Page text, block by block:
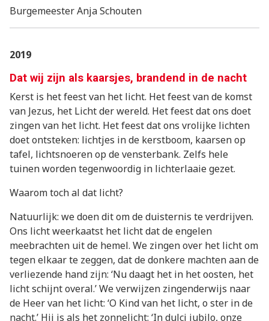
Burgemeester Anja Schouten
2019
Dat wij zijn als kaarsjes, brandend in de nacht
Kerst is het feest van het licht. Het feest van de komst
van Jezus, het Licht der wereld. Het feest dat ons doet
zingen van het licht. Het feest dat ons vrolijke lichten
doet ontsteken: lichtjes in de kerstboom, kaarsen op
tafel, lichtsnoeren op de vensterbank. Zelfs hele
tuinen worden tegenwoordig in lichterlaaie gezet.
Waarom toch al dat licht?
Natuurlijk: we doen dit om de duisternis te verdrijven.
Ons licht weerkaatst het licht dat de engelen
meebrachten uit de hemel. We zingen over het licht om
tegen elkaar te zeggen, dat de donkere machten aan de
verliezende hand zijn: ‘Nu daagt het in het oosten, het
licht schijnt overal.’ We verwijzen zingenderwijs naar
de Heer van het licht: ‘O Kind van het licht, o ster in de
nacht.’ Hij is als het zonnelicht: ‘In dulci jubilo, onze